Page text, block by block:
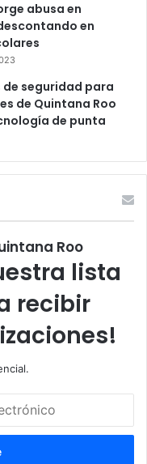
abusa en
en
seguridad para
de Quintana Roo
de punta
Roo
lista
recibir